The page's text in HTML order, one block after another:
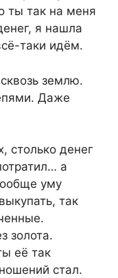
ты так на меня
я нашла
таки идём.
землю.
Даже
столько денег
а
уму
так
золота.
её так
стал.